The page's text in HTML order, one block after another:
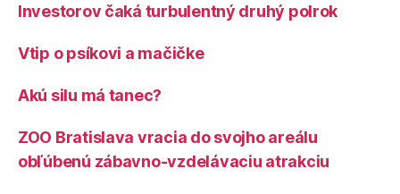
Investorov čaká turbulentný druhý polrok
Vtip o psíkovi a mačičke
Akú silu má tanec?
ZOO Bratislava vracia do svojho areálu
obľúbenú zábavno-vzdelávaciu atrakciu